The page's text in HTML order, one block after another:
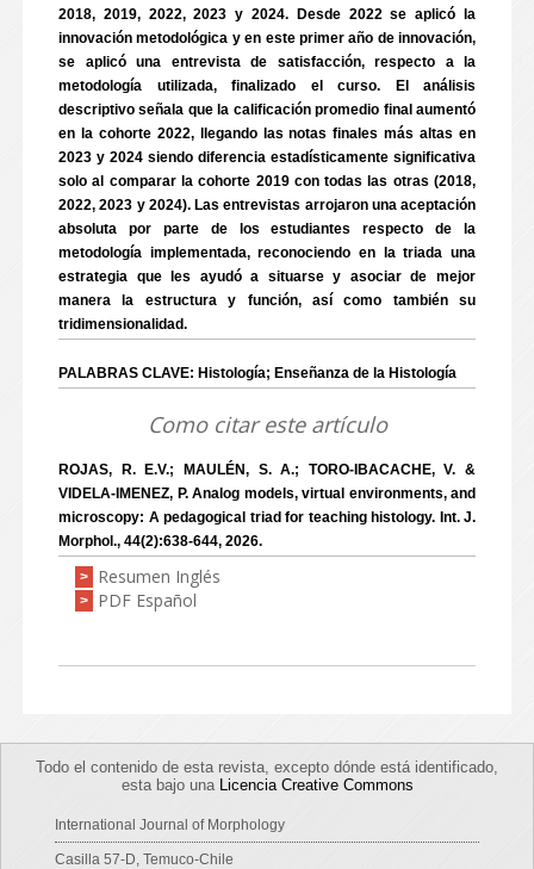
2018, 2019, 2022, 2023 y 2024. Desde 2022 se aplicó la
innovación metodológica y en este primer año de innovación,
se aplicó una entrevista de satisfacción, respecto a la
metodología utilizada, finalizado el curso. El análisis
descriptivo señala que la calificación promedio final aumentó
en la cohorte 2022, llegando las notas finales más altas en
2023 y 2024 siendo diferencia estadísticamente significativa
solo al comparar la cohorte 2019 con todas las otras (2018,
2022, 2023 y 2024). Las entrevistas arrojaron una aceptación
absoluta por parte de los estudiantes respecto de la
metodología implementada, reconociendo en la triada una
estrategia que les ayudó a situarse y asociar de mejor
manera la estructura y función, así como también su
tridimensionalidad.
PALABRAS CLAVE: Histología; Enseñanza de la Histología
Como citar este artículo
ROJAS, R. E.V.; MAULÉN, S. A.; TORO-IBACACHE, V. &
VIDELA-IMENEZ, P. Analog models, virtual environments, and
microscopy: A pedagogical triad for teaching histology. Int. J.
Morphol., 44(2):638-644, 2026.
> Resumen Inglés
> PDF Español
Todo el contenido de esta revista, excepto dónde está identificado,
esta bajo una Licencia Creative Commons
International Journal of Morphology
Casilla 57-D, Temuco-Chile